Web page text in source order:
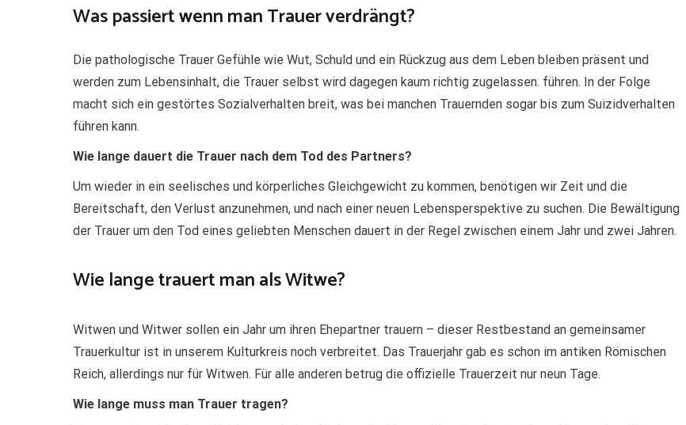
Was passiert wenn man Trauer verdrängt?
Die pathologische Trauer Gefühle wie Wut, Schuld und ein Rückzug aus dem Leben bleiben präsent und
werden zum Lebensinhalt, die Trauer selbst wird dagegen kaum richtig zugelassen. führen. In der Folge
macht sich ein gestörtes Sozialverhalten breit, was bei manchen Trauernden sogar bis zum Suizidverhalten
führen kann.
Wie lange dauert die Trauer nach dem Tod des Partners?
Um wieder in ein seelisches und körperliches Gleichgewicht zu kommen, benötigen wir Zeit und die
Bereitschaft, den Verlust anzunehmen, und nach einer neuen Lebensperspektive zu suchen. Die Bewältigung
der Trauer um den Tod eines geliebten Menschen dauert in der Regel zwischen einem Jahr und zwei Jahren.
Wie lange trauert man als Witwe?
Witwen und Witwer sollen ein Jahr um ihren Ehepartner trauern – dieser Restbestand an gemeinsamer
Trauerkultur ist in unserem Kulturkreis noch verbreitet. Das Trauerjahr gab es schon im antiken Römischen
Reich, allerdings nur für Witwen. Für alle anderen betrug die offizielle Trauerzeit nur neun Tage.
Wie lange muss man Trauer tragen?